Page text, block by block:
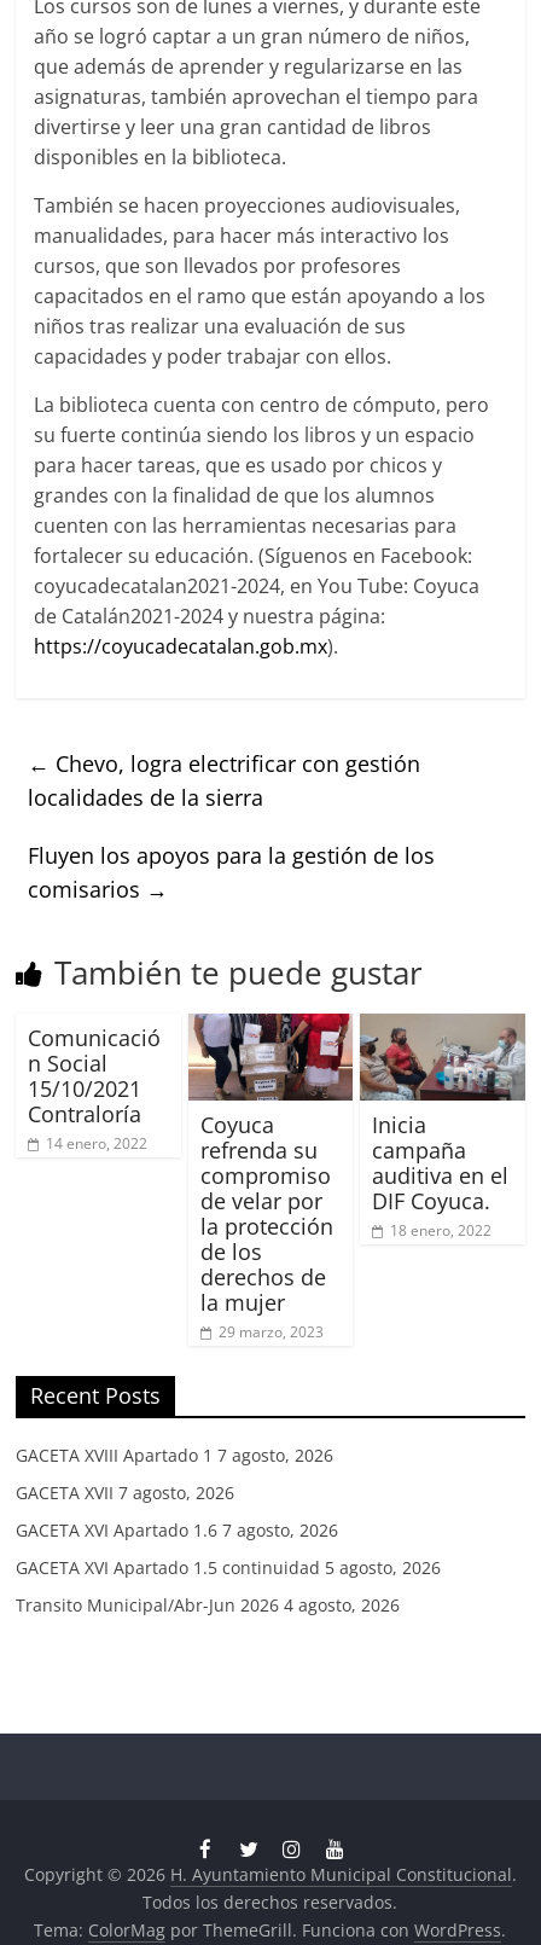
Los cursos son de lunes a viernes, y durante este
año se logró captar a un gran número de niños,
que además de aprender y regularizarse en las
asignaturas, también aprovechan el tiempo para
divertirse y leer una gran cantidad de libros
disponibles en la biblioteca.
También se hacen proyecciones audiovisuales,
manualidades, para hacer más interactivo los
cursos, que son llevados por profesores
capacitados en el ramo que están apoyando a los
niños tras realizar una evaluación de sus
capacidades y poder trabajar con ellos.
La biblioteca cuenta con centro de cómputo, pero
su fuerte continúa siendo los libros y un espacio
para hacer tareas, que es usado por chicos y
grandes con la finalidad de que los alumnos
cuenten con las herramientas necesarias para
fortalecer su educación. (Síguenos en Facebook:
coyucadecatalan2021-2024, en You Tube: Coyuca
de Catalán2021-2024 y nuestra página:
https://coyucadecatalan.gob.mx).
← Chevo, logra electrificar con gestión
localidades de la sierra
Fluyen los apoyos para la gestión de los
comisarios →
También te puede gustar
Comunicació
n Social
15/10/2021
Contraloría
14 enero, 2022
Coyuca
refrenda su
compromiso
de velar por
la protección
de los
derechos de
la mujer
29 marzo, 2023
Inicia
campaña
auditiva en el
DIF Coyuca.
18 enero, 2022
Recent Posts
GACETA XVIII Apartado 1 7 agosto, 2026
GACETA XVII 7 agosto, 2026
GACETA XVI Apartado 1.6 7 agosto, 2026
GACETA XVI Apartado 1.5 continuidad 5 agosto, 2026
Transito Municipal/Abr-Jun 2026 4 agosto, 2026
Copyright © 2026 H. Ayuntamiento Municipal Constitucional.
Todos los derechos reservados.
Tema: ColorMag por ThemeGrill. Funciona conWordPress.